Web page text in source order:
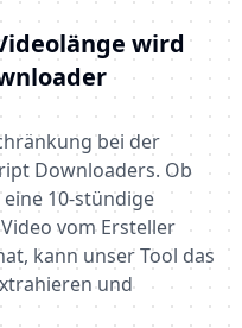
wird
bei der
Downloaders. Ob
10-stündige
vom Ersteller
kann unser Tool das
und